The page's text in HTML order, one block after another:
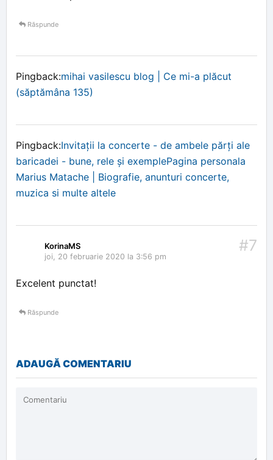
Răspunde
Pingback:mihai vasilescu blog | Ce mi-a plăcut
(săptămâna 135)
Pingback:Invitații la concerte - de ambele părți ale
baricadei - bune, rele și exemplePagina personala
Marius Matache | Biografie, anunturi concerte,
muzica si multe altele
#7
KorinaMS
joi, 20 februarie 2020 la 3:56 pm
Excelent punctat!
Răspunde
ADAUGĂ COMENTARIU